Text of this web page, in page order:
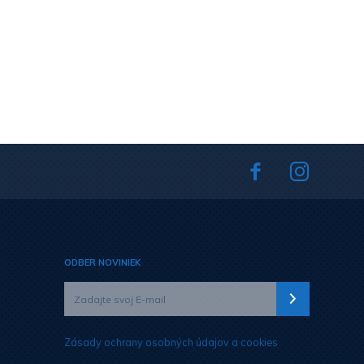
ODBER NOVINIEK
Zásady ochrany osobných údajov a cookies